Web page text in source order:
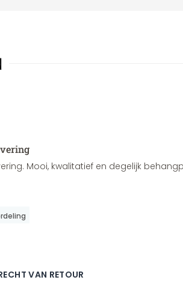
Mooi, kwalitatief en degelijk
VAN RETOUR